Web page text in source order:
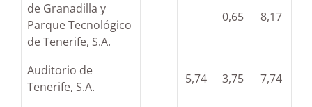
de Granadilla y
Parque Tecnológico
de Tenerife, S.A.
0,65 8,17
Auditorio de
Tenerife, S.A.
5,74 3,75 7,74